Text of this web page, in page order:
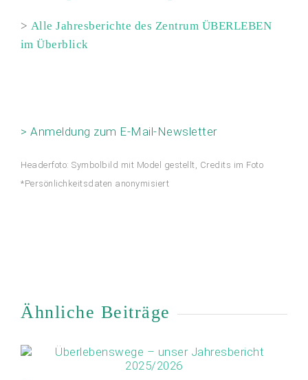
> Alle Jahresberichte des Zentrum ÜBERLEBEN
im Überblick
> Anmeldung zum E-Mail-Newsletter
Headerfoto: Symbolbild mit Model gestellt, Credits im Foto
*Persönlichkeitsdaten anonymisiert
Ähnliche Beiträge